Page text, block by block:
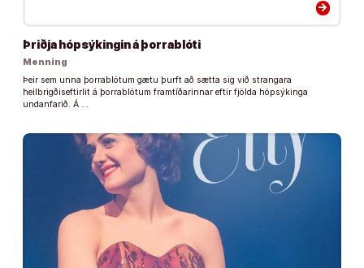
arrow_forward
Þriðja hópsýkingin á þorrablóti
Menning
Þeir sem unna þorrablótum gætu þurft að sætta sig við strangara
heilbrigðiseftirlit á þorrablótum framtíðarinnar eftir fjölda hópsýkinga
undanfarið. Á …